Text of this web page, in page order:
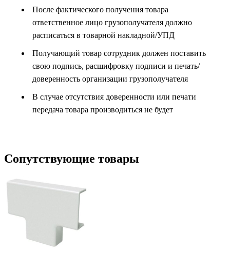
После фактического получения товара
ответственное лицо грузополучателя должно
расписаться в товарной накладной/УПД
Получающий товар сотрудник должен поставить
свою подпись, расшифровку подписи и печать/
доверенность организации грузополучателя
В случае отсутствия доверенности или печати
передача товара производиться не будет
Сопутствующие товары